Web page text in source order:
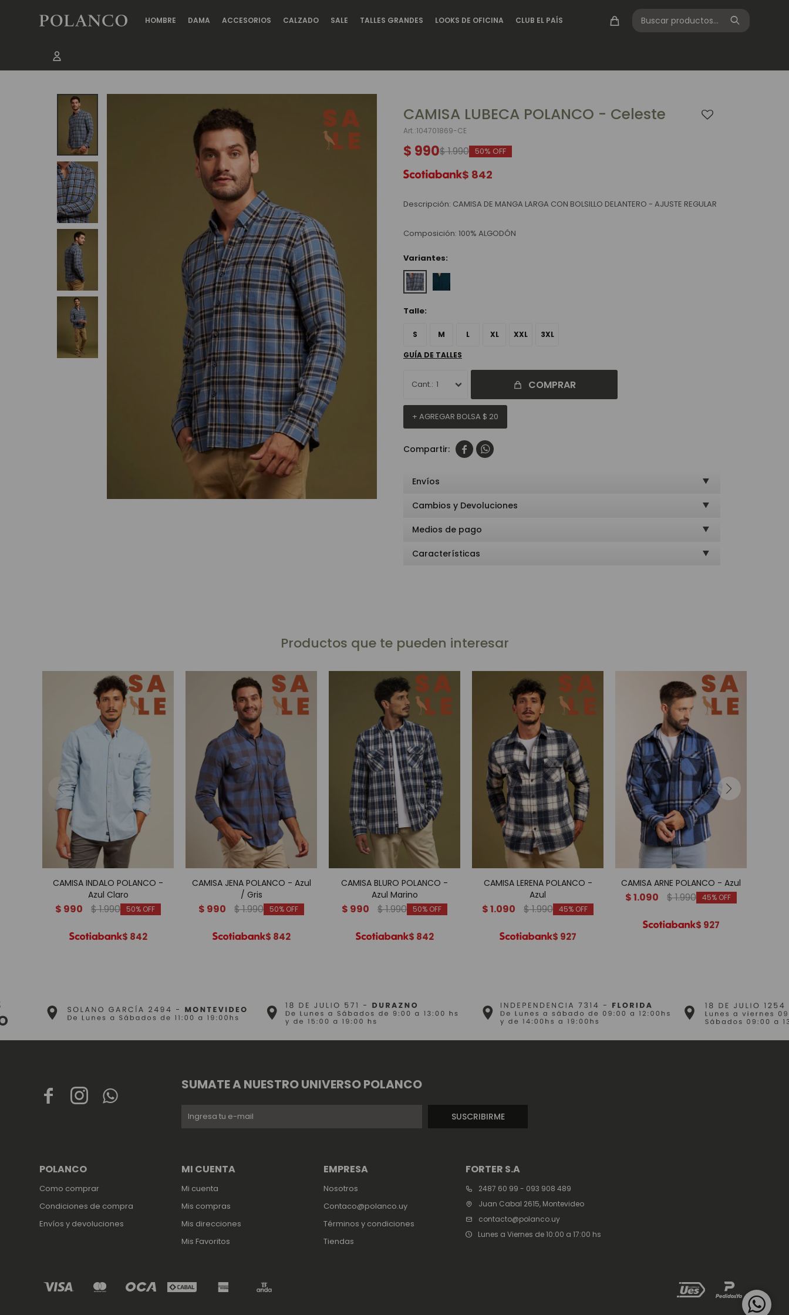
HOMBRE DAMA ACCESORIOS CALZADO SALE TALLES GRANDES LOOKS DE OFICINA CLUB EL PAÍS
CAMISA LUBECA POLANCO - Celeste
104701869-CE
$ 990$1.990 50
$ 842
Descripción: CAMISA DE MANGA LARGA CON BOLSILLO DELANTERO - AJUSTE REGULAR
Composición: 100% ALGODÓN
Variantes:
Talle:
S M L XL XXL 3XL
GUÍA DE TALLES
1 COMPRAR
+ AGREGAR BOLSA $ 20
 
Envíos
Cambios y Devoluciones
Medios de pago
Características
Productos que te pueden interesar
CAMISA INDALO POLANCO -
Azul Claro
$ 990 $1.990 50
$ 842
CAMISA JENA POLANCO - Azul
/ Gris
$ 990 $1.990 50
$ 842
CAMISA BLURO POLANCO -
Azul Marino
$ 990 $1.990 50
$ 842
CAMISA LERENA POLANCO -
Azul
$1.090 $1.990 45
$ 927
CAMISA ARNE POLANCO - Azul
$1.090 $1.990 45
$ 927
  
FORTER S.A
2487 60 99 - 093 908 489
Juan Cabal 2615, Montevideo
contacto@polanco.uy
Lunes a Viernes de 10:00 a 17:00 hs
EMPRESA
Nosotros
Contaco@polanco.uy
Términos y condiciones
Tiendas
POLANCO
Como comprar
Condiciones de compra
Envíos y devoluciones
MI CUENTA
Mi cuenta
Mis compras
Mis direcciones
Mis Favoritos
SUMATE A NUESTRO UNIVERSO POLANCO
SUSCRIBIRME